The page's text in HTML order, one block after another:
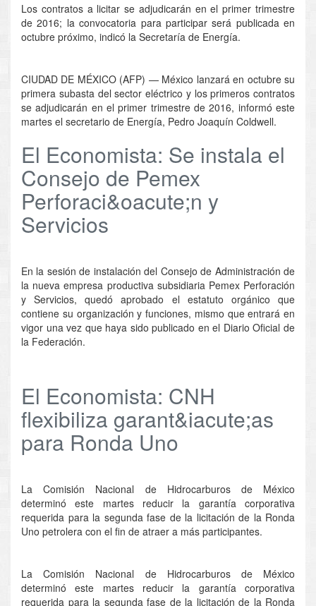
Los contratos a licitar se adjudicarán en el primer trimestre
de 2016; la convocatoria para participar será publicada en
octubre próximo, indicó la Secretaría de Energía.
CIUDAD DE MÉXICO (AFP) — México lanzará en octubre su
primera subasta del sector eléctrico y los primeros contratos
se adjudicarán en el primer trimestre de 2016, informó este
martes el secretario de Energía, Pedro Joaquín Coldwell.
El Economista: Se instala el
Consejo de Pemex
Perforaci&oacute;n y
Servicios
En la sesión de instalación del Consejo de Administración de
la nueva empresa productiva subsidiaria Pemex Perforación
y Servicios, quedó aprobado el estatuto orgánico que
contiene su organización y funciones, mismo que entrará en
vigor una vez que haya sido publicado en el Diario Oficial de
la Federación.
El Economista: CNH
flexibiliza garant&iacute;as
para Ronda Uno
La Comisión Nacional de Hidrocarburos de México
determinó este martes reducir la garantía corporativa
requerida para la segunda fase de la licitación de la Ronda
Uno petrolera con el fin de atraer a más participantes.
La Comisión Nacional de Hidrocarburos de México
determinó este martes reducir la garantía corporativa
requerida para la segunda fase de la licitación de la Ronda